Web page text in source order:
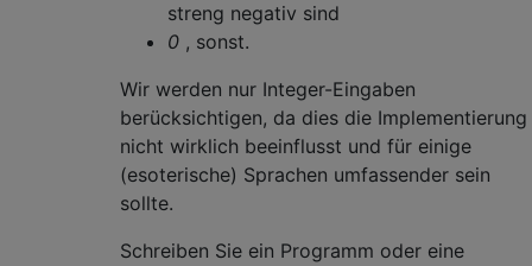
streng negativ sind
0 , sonst.
Wir werden nur Integer-Eingaben
berücksichtigen, da dies die Implementierung
nicht wirklich beeinflusst und für einige
(esoterische) Sprachen umfassender sein
sollte.
Schreiben Sie ein Programm oder eine